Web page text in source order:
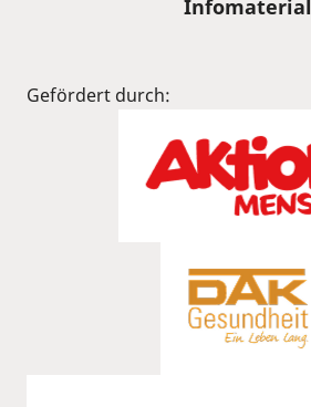
Infomaterial
Gefördert durch: